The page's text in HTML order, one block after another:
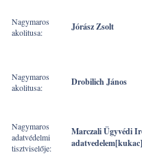
Nagymaros
akolitusa:
Jórász Zsolt
Nagymaros
akolitusa:
Drobilich János
Nagymaros
adatvédelmi
tisztviselője:
Marczali Ügyvédi